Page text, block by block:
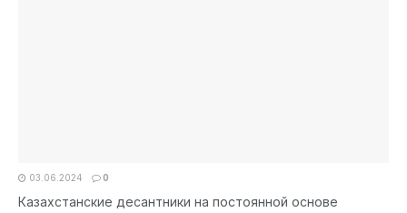
03.06.2024 0
Казахстанские десантники на постоянной основе